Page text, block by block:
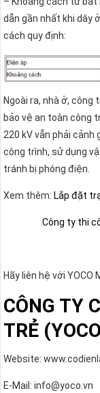
dẫn gần nhất khi dây
cách quy định:
Ngoài ra, nhà ở,
bảo vệ an toàn công
220 kV vẫn phải cảnh
công trình, sử dụng
tránh bị phóng điện.
Xem thêm: Lắp đặt
Công ty thi
Hãy liên hệ với YOCO
CÔNG TY
TRẺ
Website:
E-Mail: info@yoco.vn